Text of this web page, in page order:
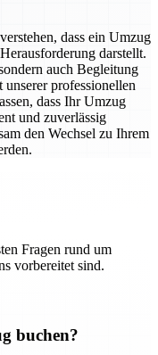
dass ein Umzug
darstellt.
auch Begleitung
professionellen
dass Ihr Umzug
und zuverlässig
den Wechsel zu Ihrem
Fragen rund um
vorbereitet sind.
buchen?